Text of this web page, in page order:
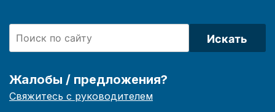
Искать
Жалобы / предложения?
Свяжитесь с руководителем